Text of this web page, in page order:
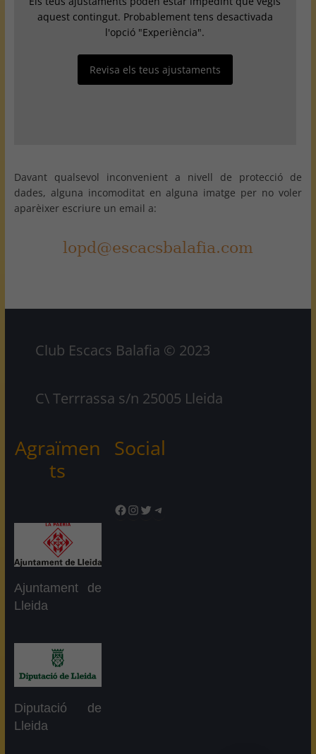
aquest contingut. Probablement tens desactivada
l'opció "Experiència".
Revisa els teus ajustaments
Davant qualsevol inconvenient a nivell de protecció de
dades, alguna incomoditat en alguna imatge per no voler
aparèixer escriure un email a:
Club Escacs Balafia © 2023
C\ Terrrassa s/n 25005 Lleida
Agraïmen
ts
Ajuntament de
Lleida
Diputació de
Lleida
Social
Facebook
Instagram
TwitterTelegram